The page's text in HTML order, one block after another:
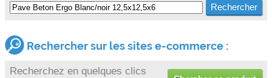
Rechercher sur les sites e-commerce :
Recherchez en quelques clics